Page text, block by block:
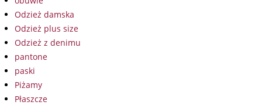
Odzież damska
Odzież plus size
Odzież z denimu
pantone
paski
Piżamy
Płaszcze